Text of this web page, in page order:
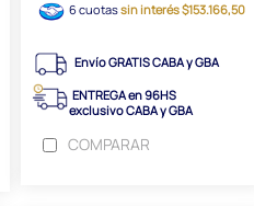
6 cuotassin interés $153.166,50
Envío GRATIS CABA y GBA
ENTREGA en 96HS
exclusivo CABA y GBA
COMPARAR